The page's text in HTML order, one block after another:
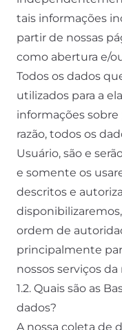
tais informações
partir de nossas
como abertura e/
Todos os dados
utilizados para a
informações sobre
razão, todos os
Usuário, são e
e somente os
descritos e
ordem de
principalmente
nossos serviços
1.2. Quais são as
dados?
A nossa coleta de